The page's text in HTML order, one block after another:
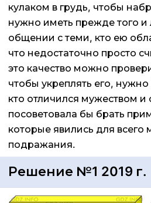
кулаком в грудь, чтобы
нужно иметь прежде того и
общении с теми, кто ею
что недостаточно просто
это качество можно
чтобы укреплять его,
кто отличился мужеством и
посоветовала бы брать
которые явились для
подражания.
Решение №1 2019 г.